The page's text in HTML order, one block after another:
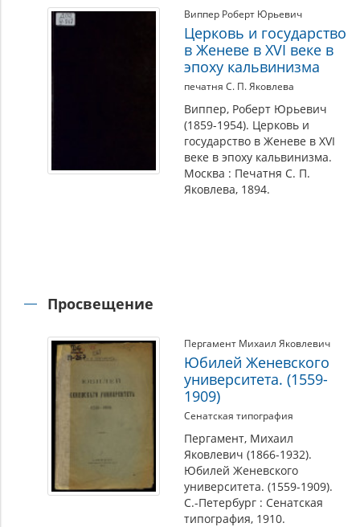
Виппер Роберт Юрьевич
Церковь и государство
в Женеве в XVI веке в
эпоху кальвинизма
печатня С. П. Яковлева
Виппер, Роберт Юрьевич
(1859-1954). Церковь и
государство в Женеве в XVI
веке в эпоху кальвинизма.
Москва : Печатня С. П.
Яковлева, 1894.
Просвещение
Пергамент Михаил Яковлевич
Юбилей Женевского
университета. (1559-
1909)
Сенатская типография
Пергамент, Михаил
Яковлевич (1866-1932).
Юбилей Женевского
университета. (1559-1909).
С.-Петербург : Сенатская
типография, 1910.